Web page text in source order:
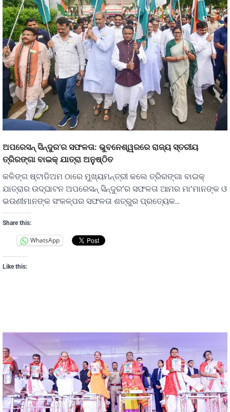
ଅପରେସନ୍‍ ସିନ୍ଦୁର’ର ସଫଳତା: ଭୁବନେଶ୍ୱରରେ ରାଜ୍ୟ ସ୍ତରୀୟ
ତ୍ରିରଙ୍ଗା ବାଇକ୍ ଯାତ୍ରା ଅନୁଷ୍ଠିତ
କଳିଙ୍ଗ ଷ୍ଟାଡିଅମ ଠାରେ ମୁଖ୍ୟମନ୍ତ୍ରୀ କଲେ ତ୍ରିରଙ୍ଗା ବାଇକ୍
ଯାତ୍ରାର ଉଦ୍ଘାଟନ ଅପରେସନ୍‍ ସିନ୍ଦୁର’ର ସଫଳତା ଆମର ମା’ମାନଙ୍କ ଓ
ଭଉଣୀମାନଙ୍କ ସଂକଳ୍ପର ସଫଳତା ଶତ୍ରୁର ପ୍ରତ୍ୟେକ…
Share this:
WhatsApp
Like this: